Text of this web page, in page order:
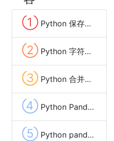
① Python 保存数据到Excel文件的方法(pandas、xlwt、openpyxl、xlsxwriter)
② Python 字符串变量中去除换行(\n,\r)和空格等特殊字符的方法
③ Python 合并两个字典(Dictionary)中相同key的value的方法及示例代码
④ Python Pandas list(列表)数据列拆分成多行的方法
⑤ Python pandas 保存Excel自动调整列宽的方法及示例代码